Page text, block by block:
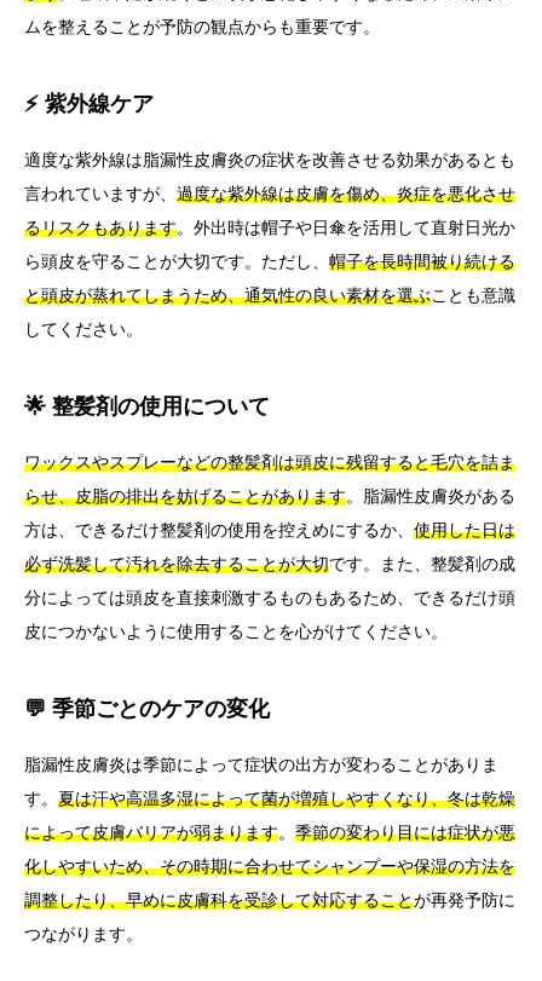
ムを整えることが予防の観点からも重要です。
⚡ 紫外線ケア
適度な紫外線は脂漏性皮膚炎の症状を改善させる効果があるとも
言われていますが、 過度な紫外線は皮膚を傷め、炎症を悪化させ
るリスクもあります。外出時は帽子や日傘を活用して直射日光か
ら頭皮を守ることが大切です。ただし、 帽子を長時間被り続ける
と頭皮が蒸れてしまうため、通気性の良い素材を選ぶことも意識
してください。
🌟 整髪剤の使用について
ワックスやスプレーなどの整髪剤は頭皮に残留すると毛穴を詰ま
らせ、皮脂の排出を妨げることがあります。脂漏性皮膚炎がある
方は、できるだけ整髪剤の使用を控えめにするか、 使用した日は
必ず洗髪して汚れを除去することが大切です。また、整髪剤の成
分によっては頭皮を直接刺激するものもあるため、できるだけ頭
皮につかないように使用することを心がけてください。
💬 季節ごとのケアの変化
脂漏性皮膚炎は季節によって症状の出方が変わることがありま
す。 夏は汗や高温多湿によって菌が増殖しやすくなり、冬は乾燥
によって皮膚バリアが弱まります。 季節の変わり目には症状が悪
化しやすいため、その時期に合わせてシャンプーや保湿の方法を
調整したり、早めに皮膚科を受診して対応することが再発予防に
つながります。